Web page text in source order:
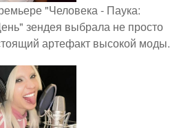
"Человека - Паука:
зендея выбрала не просто
артефакт высокой моды.